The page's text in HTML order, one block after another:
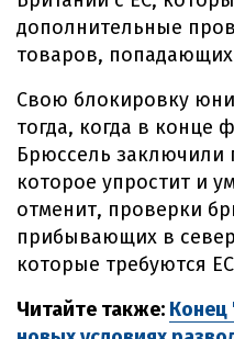
дополнительные
товаров,
Свою блокировку
тогда, когда в конце
Брюссель заключили
которое упростит и
отменит, проверки
прибывающих в
которые требуются
Читайте также: Конец